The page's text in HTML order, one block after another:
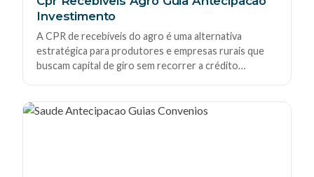
Investimento
A CPR de recebíveis do agro é uma alternativa
estratégica para produtores e empresas rurais que
buscam capital de giro sem recorrer a crédito
investimento no setor agrícola.